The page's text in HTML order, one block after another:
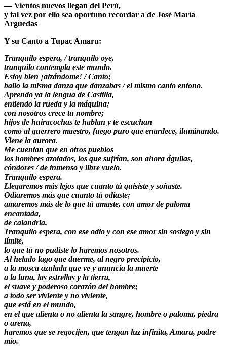
—Vientos nuevos llegan del Perú,
y tal vez por ello sea oportuno recordar a de José María
Arguedas
Y su Canto a Tupac Amaru:
Tranquilo espera, / tranquilo oye,
tranquilo contempla este mundo.
Estoy bien ¡alzándome! / Canto;
bailo la misma danza que danzabas / el mismo canto entono.
Aprendo ya la lengua de Castilla,
entiendo la rueda y la máquina;
con nosotros crece tu nombre;
hijos de huiracochas te hablan y te escuchan
como al guerrero maestro, fuego puro que enardece, iluminando.
Viene la aurora.
Me cuentan que en otros pueblos
los hombres azotados, los que sufrían, son ahora águilas,
cóndores / de inmenso y libre vuelo.
Tranquilo espera.
Llegaremos más lejos que cuanto tú quisiste y soñaste.
Odiaremos más que cuanto tú odiaste;
amaremos más de lo que tú amaste, con amor de paloma
encantada,
de calandria.
Tranquilo espera, con ese odio y con ese amor sin sosiego y sin
límite,
lo que tú no pudiste lo haremos nosotros.
Al helado lago que duerme, al negro precipicio,
a la mosca azulada que ve y anuncia la muerte
a la luna, las estrellas y la tierra,
el suave y poderoso corazón del hombre;
a todo ser viviente y no viviente,
que está en el mundo,
en el que alienta o no alienta la sangre, hombre o paloma, piedra
o arena,
haremos que se regocijen, que tengan luz infinita, Amaru, padre
mío.